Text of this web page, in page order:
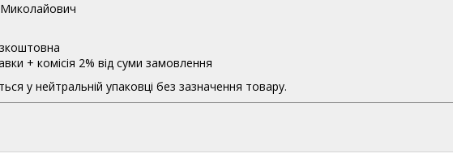
+ комісія 2% від суми замовлення
у нейтральній упаковці без зазначення товару.